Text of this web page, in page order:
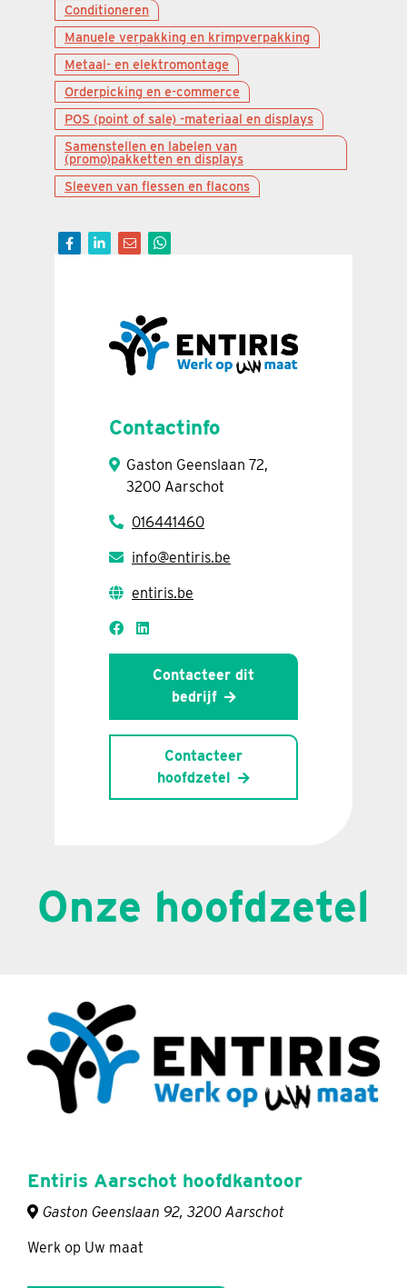
Conditioneren
Manuele verpakking en krimpverpakking
Metaal- en elektromontage
Orderpicking en e-commerce
POS (point of sale) -materiaal en displays
Samenstellen en labelen van
(promo)pakketten en displays
Sleeven van flessen en flacons
Contactinfo
Gaston Geenslaan 72,
3200 Aarschot
016441460
info@entiris.be
entiris.be
Contacteer dit
bedrijf
Contacteer
hoofdzetel
Onze hoofdzetel
Entiris Aarschot hoofdkantoor
Gaston Geenslaan 92, 3200 Aarschot
Werk op Uw maat